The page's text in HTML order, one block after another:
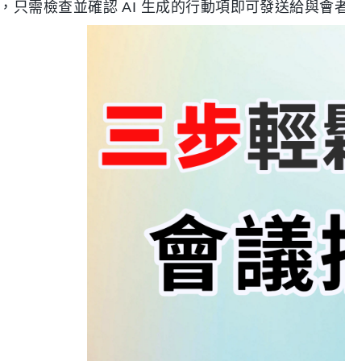
只需檢查並確認 AI 生成的行動項即可發送給與會